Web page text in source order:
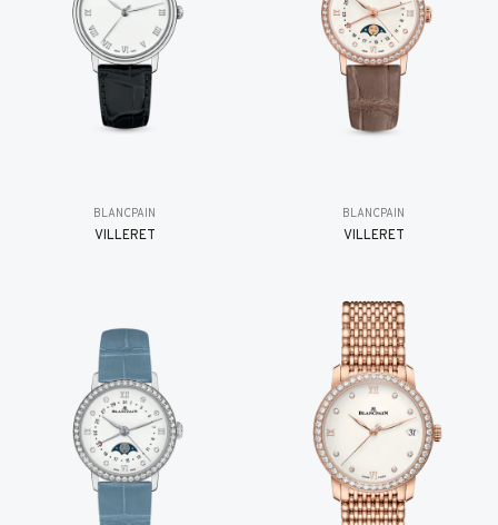
BLANCPAIN
VILLERET
BLANCPAIN
VILLERET